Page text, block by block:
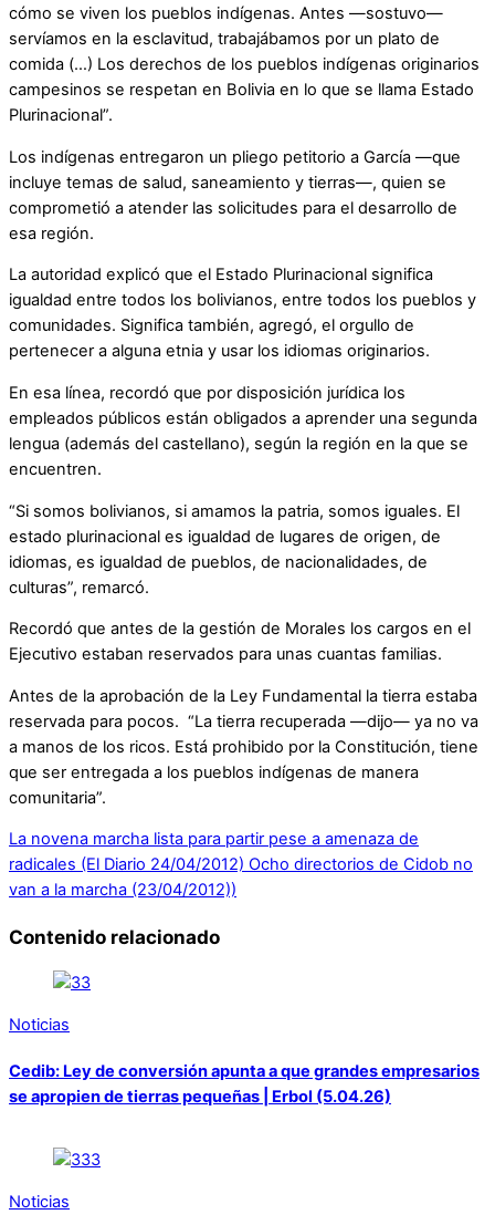
cómo se viven los pueblos indígenas. Antes —sostuvo—
servíamos en la esclavitud, trabajábamos por un plato de
comida (…) Los derechos de los pueblos indígenas originarios
campesinos se respetan en Bolivia en lo que se llama Estado
Plurinacional”.
Los indígenas entregaron un pliego petitorio a García —que
incluye temas de salud, saneamiento y tierras—, quien se
comprometió a atender las solicitudes para el desarrollo de
esa región.
La autoridad explicó que el Estado Plurinacional significa
igualdad entre todos los bolivianos, entre todos los pueblos y
comunidades. Significa también, agregó, el orgullo de
pertenecer a alguna etnia y usar los idiomas originarios.
En esa línea, recordó que por disposición jurídica los
empleados públicos están obligados a aprender una segunda
lengua (además del castellano), según la región en la que se
encuentren.
“Si somos bolivianos, si amamos la patria, somos iguales. El
estado plurinacional es igualdad de lugares de origen, de
idiomas, es igualdad de pueblos, de nacionalidades, de
culturas”, remarcó.
Recordó que antes de la gestión de Morales los cargos en el
Ejecutivo estaban reservados para unas cuantas familias.
Antes de la aprobación de la Ley Fundamental la tierra estaba
reservada para pocos. “La tierra recuperada —dijo— ya no va
a manos de los ricos. Está prohibido por la Constitución, tiene
que ser entregada a los pueblos indígenas de manera
comunitaria”.
La novena marcha lista para partir pese a amenaza de
radicales (El Diario 24/04/2012) Ocho directorios de Cidob no
van a la marcha (23/04/2012))
Contenido relacionado
Noticias
Cedib: Ley de conversión apunta a que grandes empresarios
se apropien de tierras pequeñas | Erbol (5.04.26)
Noticias